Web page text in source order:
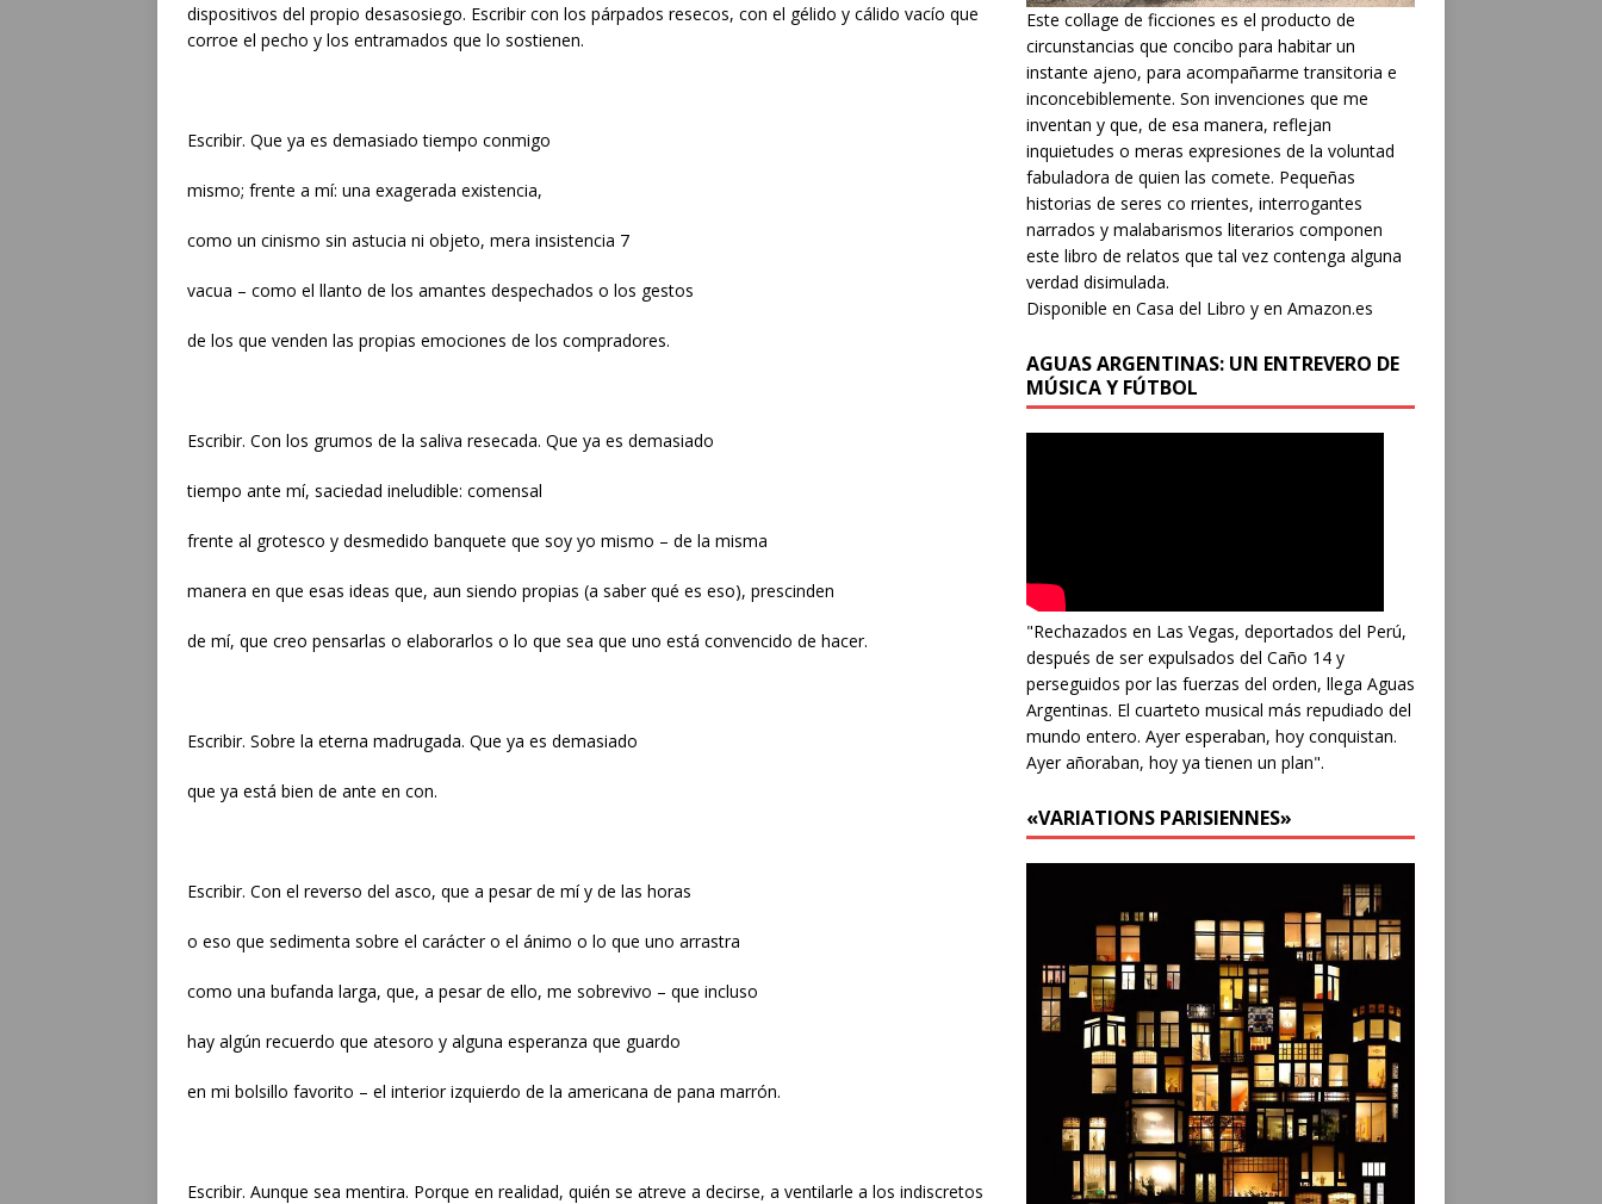
dispositivos del propio desasosiego. Escribir con los párpados resecos, con el gélido y cálido vacío que
corroe el pecho y los entramados que lo sostienen.
Escribir. Que ya es demasiado tiempo conmigo
mismo; frente a mí: una exagerada existencia,
como un cinismo sin astucia ni objeto, mera insistencia 7
vacua – como el llanto de los amantes despechados o los gestos
de los que venden las propias emociones de los compradores.
Escribir. Con los grumos de la saliva resecada. Que ya es demasiado
tiempo ante mí, saciedad ineludible: comensal
frente al grotesco y desmedido banquete que soy yo mismo – de la misma
manera en que esas ideas que, aun siendo propias (a saber qué es eso), prescinden
de mí, que creo pensarlas o elaborarlos o lo que sea que uno está convencido de hacer.
Escribir. Sobre la eterna madrugada. Que ya es demasiado
que ya está bien de ante en con.
Escribir. Con el reverso del asco, que a pesar de mí y de las horas
o eso que sedimenta sobre el carácter o el ánimo o lo que uno arrastra
como una bufanda larga, que, a pesar de ello, me sobrevivo – que incluso
hay algún recuerdo que atesoro y alguna esperanza que guardo
en mi bolsillo favorito – el interior izquierdo de la americana de pana marrón.
Escribir. Aunque sea mentira. Porque en realidad, quién se atreve a decirse, a ventilarle a los indiscretos
Este collage de ficciones es el producto de
circunstancias que concibo para habitar un
instante ajeno, para acompañarme transitoria e
inconcebiblemente. Son invenciones que me
inventan y que, de esa manera, reflejan
inquietudes o meras expresiones de la voluntad
fabuladora de quien las comete. Pequeñas
historias de seres co rrientes, interrogantes
narrados y malabarismos literarios componen
este libro de relatos que tal vez contenga alguna
verdad disimulada.
Disponible en Casa del Libro y en Amazon.es
AGUAS ARGENTINAS: UN ENTREVERO DE
MÚSICA Y FÚTBOL
"Rechazados en Las Vegas, deportados del Perú,
después de ser expulsados del Caño 14 y
perseguidos por las fuerzas del orden, llega Aguas
Argentinas. El cuarteto musical más repudiado del
mundo entero. Ayer esperaban, hoy conquistan.
Ayer añoraban, hoy ya tienen un plan".
«VARIATIONS PARISIENNES»